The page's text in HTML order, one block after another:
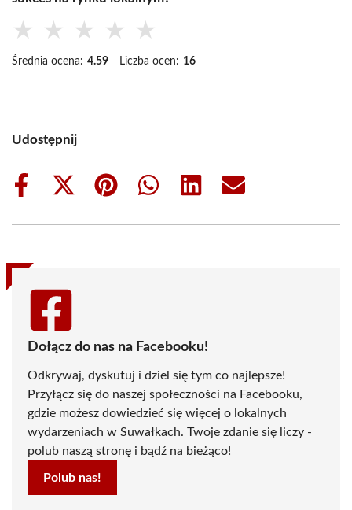
★ ★ ★ ★ ★
Średnia ocena: 4.59 Liczba ocen: 16
Udostępnij
Share
Share
(Twitter)
Share
Share
Share
Share
Dołącz do nas na Facebooku!
Odkrywaj, dyskutuj i dziel się tym co najlepsze!
Przyłącz się do naszej społeczności na Facebooku,
gdzie możesz dowiedzieć się więcej o lokalnych
wydarzeniach w Suwałkach. Twoje zdanie się liczy -
polub naszą stronę i bądź na bieżąco!
Polub nas!